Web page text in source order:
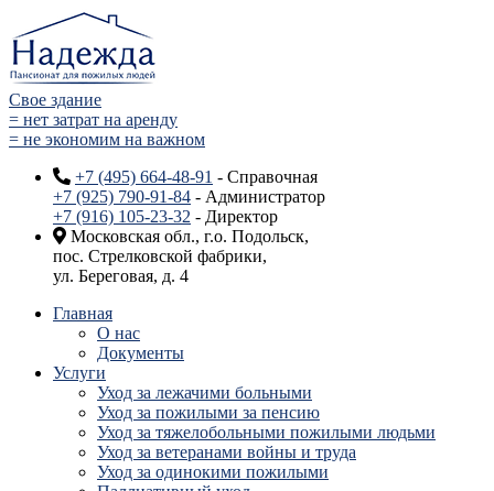
Свое здание
= нет затрат на аренду
= не экономим на важном
+7 (495) 664-48-91 - Справочная
+7 (925) 790-91-84 - Администратор
+7 (916) 105-23-32 - Директор
Московская обл., г.о. Подольск,
пос. Стрелковской фабрики,
ул. Береговая, д. 4
Главная
О нас
Документы
Услуги
Уход за лежачими больными
Уход за пожилыми за пенсию
Уход за тяжелобольными пожилыми людьми
Уход за ветеранами войны и труда
Уход за одинокими пожилыми